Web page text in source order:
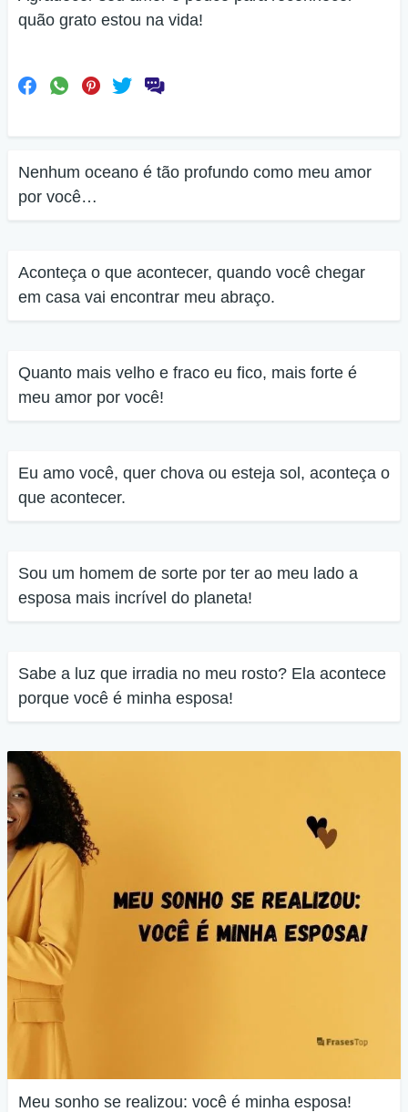
quão grato estou na vida!
Nenhum oceano é tão profundo como meu amor
por você…
Aconteça o que acontecer, quando você chegar
em casa vai encontrar meu abraço.
Quanto mais velho e fraco eu fico, mais forte é
meu amor por você!
Eu amo você, quer chova ou esteja sol, aconteça o
que acontecer.
Sou um homem de sorte por ter ao meu lado a
esposa mais incrível do planeta!
Sabe a luz que irradia no meu rosto? Ela acontece
porque você é minha esposa!
Meu sonho se realizou: você é minha esposa!